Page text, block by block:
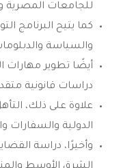
للجامعات المصرية
كما يتيح البرنامج
والسياسة
أيضًا تطوير مهارات
دراسات قانونية
علاوة على ذلك،
الدولية والسفارات
وأخيرًا، دراسة